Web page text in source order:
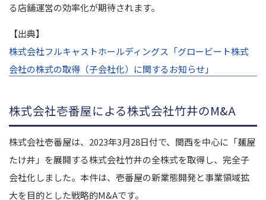
る店舗運営の効率化が期待されます。
【出典】
株式会社フルキャストホールディングス「グロービート株式
会社の株式の取得（子会社化）に関するお知らせ」
株式会社壱番屋による株式会社竹井のM&A
株式会社壱番屋は、2023年3月28日付で、関西を中心に「麺屋
たけ井」を展開する株式会社竹井の全株式を取得し、完全子
会社化しました。本件は、壱番屋の新業態開発と事業領域拡
大を目的とした戦略的M&Aです。